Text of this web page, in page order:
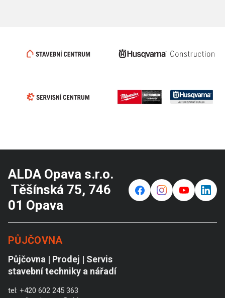
ALDA Opava s.r.o.
Těšínská 75, 746
01 Opava
f ⌁ y in
PŮJČOVNA
Půjčovna | Prodej | Servis
stavební techniky a nářadí
tel: +420 602 245 363